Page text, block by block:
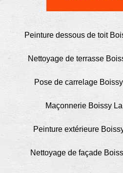
Peinture dessous de toit
Nettoyage de terrasse
Pose de carrelage
Maçonnerie Boissy
Peinture extérieure
Nettoyage de façade